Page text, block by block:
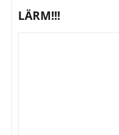
LÄRM!!!